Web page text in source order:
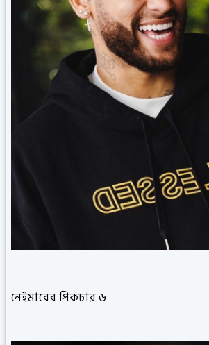
নেইমারের পিকচার ৬